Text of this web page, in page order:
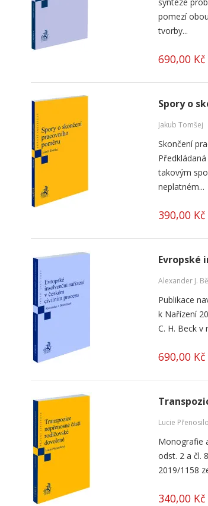
pomezí
tvorby...
690,00 Kč
Spory o
Jakub Tomšej
Skončení
takovým
neplatném...
390,00 Kč
Evropské
Alexander J.
Publikace
k Nařízení
C. H. Beck
690,00 Kč
Lucie
Monografie
odst. 2 a čl.
2019/1158
340,00 Kč